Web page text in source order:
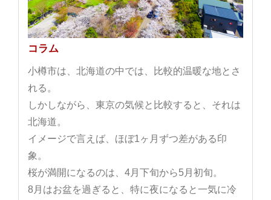
コラム
小樽市は、北海道の中では、比較的温暖な地とさ
れる。
しかしながら、東京の気候と比較すると、それは
北海道。
イメージで言えば、ほぼ1ヶ月ずつ差がある印
象。
桜が満開になるのは、4月下旬から5月初旬。
8月はお盆を過ぎると、特に夜になると一気に冷